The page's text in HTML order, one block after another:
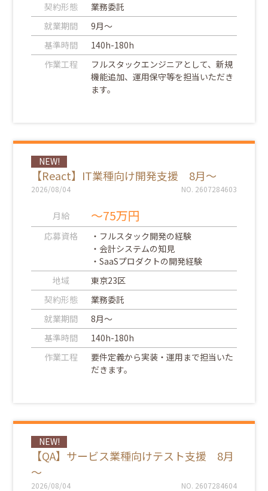
契約形態
業務委託
就業期間
9月～
基準時間
140h-180h
作業工程
フルスタックエンジニアとして、新規
機能追加、運用保守等を担当いただき
ます。
NEW!
【React】IT業種向け開発支援 8月～
2026/08/04 NO. 2607284603
月給 ～75万円
応募資格
・フルスタック開発の経験
・会計システムの知見
・SaaSプロダクトの開発経験
地域
東京23区
契約形態
業務委託
就業期間
8月～
基準時間
140h-180h
作業工程
要件定義から実装・運用まで担当いた
だきます。
NEW!
【QA】サービス業種向けテスト支援 8月
～
2026/08/04 NO. 2607284604